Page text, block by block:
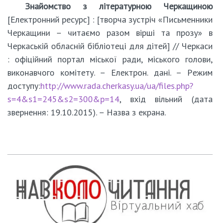
Знайомство з літературною Черкащиною
[Електронний ресурс] : [творча зустріч «Письменники
Черкащини – читаємо разом вірші та прозу» в
Черкаській обласній бібліотеці для дітей] // Черкаси
: офіційний портал міської ради, міського голови,
виконавчого комітету. – Електрон. дані. – Pежим
доступу:http://www.rada.cherkasy.ua/ua/files.php?
s=4&s1=245&s2=300&p=14, вхід вільний (дата
звернення: 19.10.2015). – Назва з екрана.